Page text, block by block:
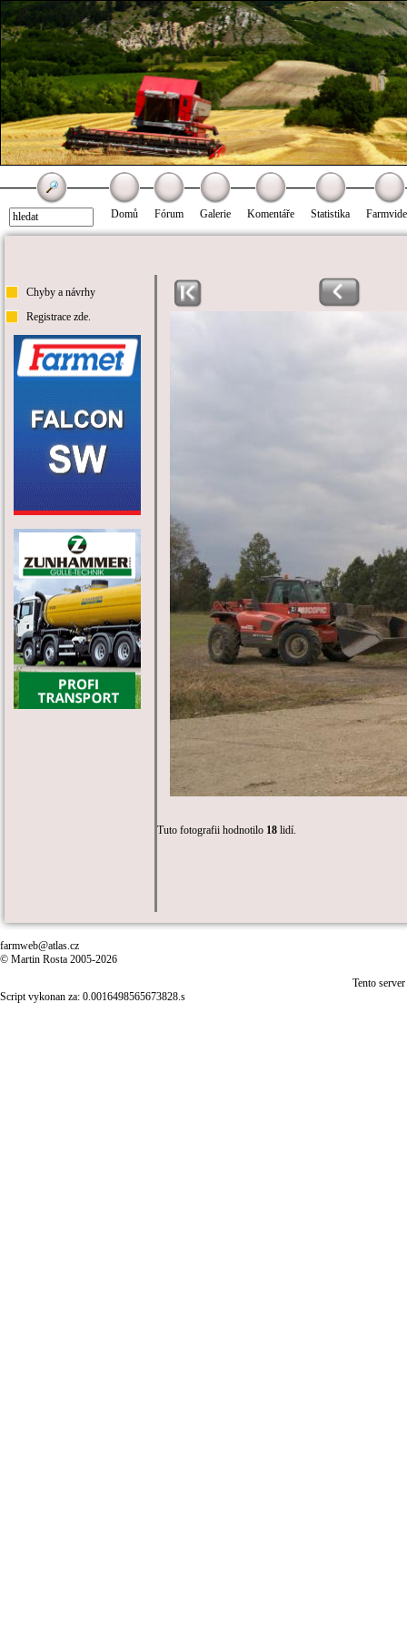
Domů Fórum Galerie Komentáře Statistika
Chyby a návrhy
Registrace zde.
Tuto fotografii hodnotilo 18 lidí.
farmweb@atlas.cz
© Martin Rosta 2005-2026
Tento
Script vykonan za: 0.0016498565673828.s